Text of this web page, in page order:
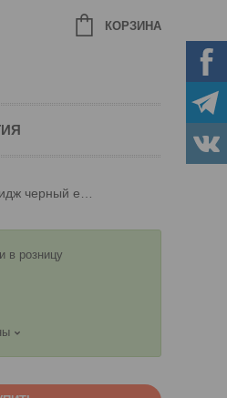
КОРЗИНА
в розницу